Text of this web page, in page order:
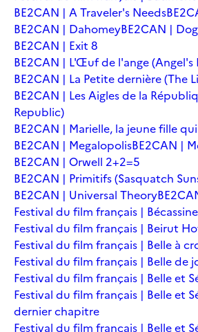
BE2CAN | A Traveler's Needs
BE2CAN | DahomeyBE2CAN |
BE2CAN | Exit 8
BE2CAN | L'Œuf de l'ange (Angel's
BE2CAN | La Petite dernière (The
BE2CAN | Les Aigles de la
Republic)
BE2CAN | Marielle, la jeune fille
BE2CAN | MegalopolisBE2CAN |
BE2CAN | Orwell 2+2=5
BE2CAN | Primitifs (Sasquatch
BE2CAN | Universal Theory
Festival du film français |
Festival du film français | Beirut
Festival du film français | Belle à
Festival du film français | Belle de
Festival du film français | Belle et
Festival du film français | Belle et
dernier chapitre
Festival du film français | Belle et